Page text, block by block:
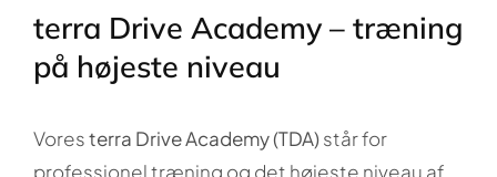
terra Drive Academy – træning
på højeste niveau
Voresterra Drive Academy (TDA)står for
professionel træning og det højeste niveau af